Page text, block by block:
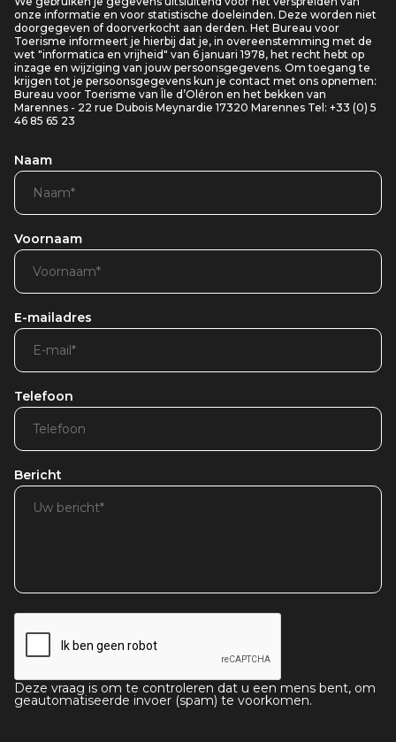
onze informatie en voor statistische doeleinden. Deze worden niet
doorgegeven of doorverkocht aan derden. Het Bureau voor
Toerisme informeert je hierbij dat je, in overeenstemming met de
wet "informatica en vrijheid" van 6 januari 1978, het recht hebt op
inzage en wijziging van jouw persoonsgegevens. Om toegang te
krijgen tot je persoonsgegevens kun je contact met ons opnemen:
Bureau voor Toerisme van Île d’Oléron en het bekken van
Marennes - 22 rue Dubois Meynardie 17320 Marennes Tel: +33 (0) 5
46 85 65 23
Naam
Voornaam
E-mailadres
Telefoon
Bericht
Deze vraag is om te controleren dat u een mens bent, om
geautomatiseerde invoer (spam) te voorkomen.